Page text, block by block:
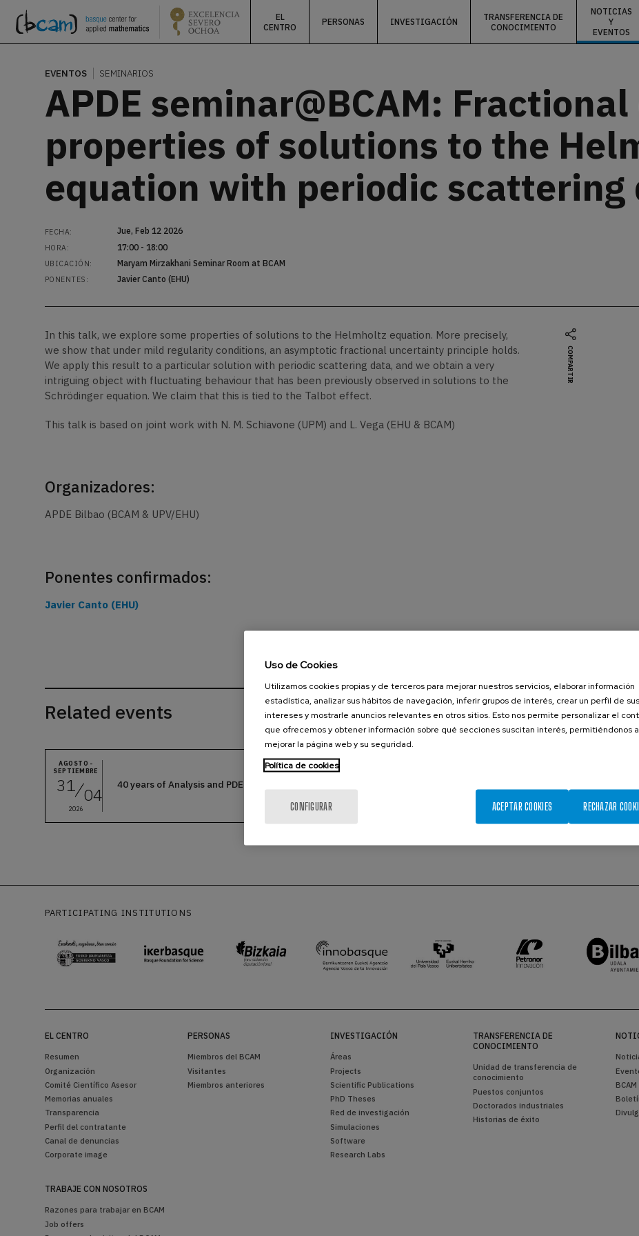
EL
CENTRO
PERSONAS INVESTIGACIÓN
TRANSFERENCIA DE
CONOCIMIENTO
NOTICIAS
Y
EVENTOS
EVENTOS SEMINARIOS
APDE seminar@BCAM:
properties of solutions to the
equation with periodic scattering
FECHA: Jue, Feb 12 2026
HORA: 17:00 - 18:00
UBICACIÓN: Maryam Mirzakhani Seminar Room at BCAM
PONENTES: Javier Canto (EHU)
In this talk, we explore some properties of solutions to the Helmholtz equation. More precisely,
we show that under mild regularity conditions, an asymptotic fractional uncertainty principle holds.
We apply this result to a particular solution with periodic scattering data, and we obtain a very
intriguing object with fluctuating behaviour that has been previously observed in solutions to the
Schrödinger equation. We claim that this is tied to the Talbot effect.
This talk is based on joint work with N. M. Schiavone (UPM) and L. Vega (EHU & BCAM)
Organizadores:
APDE Bilbao (BCAM & UPV/EHU)
Ponentes confirmados:
Javier Canto (EHU)
COMPARTIR
Related events
AGOSTO -
SEPTIEMBRE
31 04
2026
40 years of Analysis and PDE in Bilbao
retrieval and related topics
Mitchell Taylor (ETH Zürich)
PARTICIPATING INSTITUTIONS
EL CENTRO
Resumen
Organización
Comité Científico Asesor
Memorias anuales
Transparencia
Perfil del contratante
Canal de denuncias
Corporate image
PERSONAS
Miembros del BCAM
Visitantes
Miembros anteriores
INVESTIGACIÓN
Áreas
Projects
Scientific Publications
PhD Theses
Red de investigación
Simulaciones
Software
Research Labs
TRANSFERENCIA DE
CONOCIMIENTO
Unidad de transferencia de
conocimiento
Puestos conjuntos
Doctorados industriales
Historias de éxito
TRABAJE CON NOSOTROS
Razones para trabajar en BCAM
Job offers
Uso de Cookies
Utilizamos cookies propias y de terceros para mejorar nuestros servicios, elaborar información
estadística, analizar sus hábitos de navegación, inferir grupos de interés, crear un perfil de sus
intereses y mostrarle anuncios relevantes en otros sitios. Esto nos permite personalizar el
que ofrecemos y obtener información sobre qué secciones suscitan interés, permitiéndonos
mejorar la página web y su seguridad.
Política de cookies
CONFIGURAR RECHAZAR
ACEPTAR COOKIES